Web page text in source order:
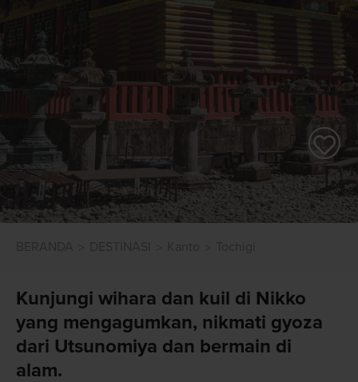
Kunjungi wihara dan kuil di Nikko
yang mengagumkan, nikmati gyoza
dari Utsunomiya dan bermain di
alam.